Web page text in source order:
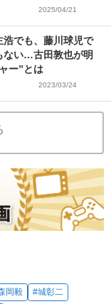
2025/04/21
浩でも、藤川球児で
ない…古田敦也が明
ー”とは
2023/03/24
岡毅
#城彰二